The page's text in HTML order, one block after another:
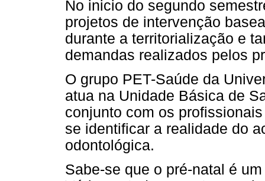
No inicio do segundo
projetos de intervenção
durante a territorialização e
demandas realizados pelos
O grupo PET-Saúde da
atua na Unidade Básica de
conjunto com os
se identificar a realidade do
odontológica.
Sabe-se que o pré-natal é